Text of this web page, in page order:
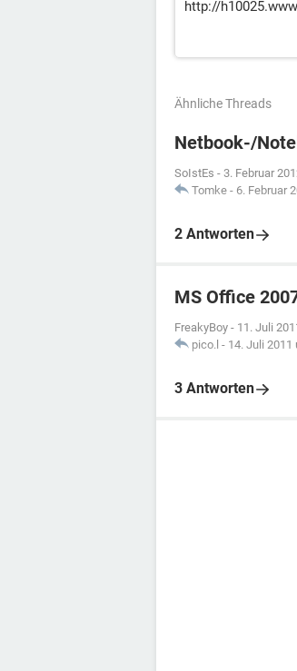
http://
Ähnliche Threads
Netbook-/
SoIstEs - 3. Februar
Tomke - 6. Februar
2 Antworten
MS Office
FreakyBoy - 11. Juli
pico.l - 14. Juli 2011
3 Antworten